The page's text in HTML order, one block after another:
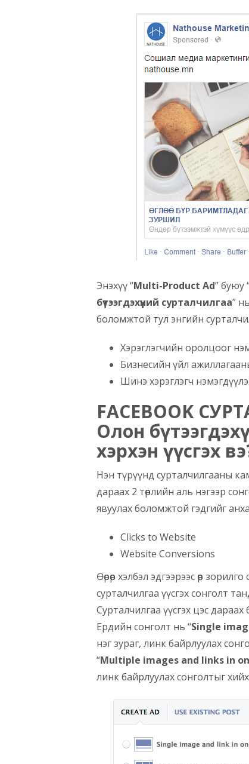
Энэхүү “Multi-Product Ad” буюу
бүтээгдэхүүний сурталчилгаа”
боломжтой тул энгийн
Хэрэглэгчийн оролцоог
Бизнесийн үйл
Шинэ хэрэглэгч
FACEBOOK
Олон
хэрхэн үүсгэх
Нэн түрүүнд сурталчилгааны
дараах 2 төрлийн аль нэгээр
явуулах боломжтой гэдгийг
Clicks to Website
Website Conversions
Өөрөөр хэлбэл эдгээрээс өөр
сурталчилгаа үүсгэх сонголт
Сурталчилгаа үүсгэх цэс
Ердийн сонголт нь “Single
нэг зураг, линк байрлуулах
“Multiple images and links in
линк байрлуулах сонголтыг